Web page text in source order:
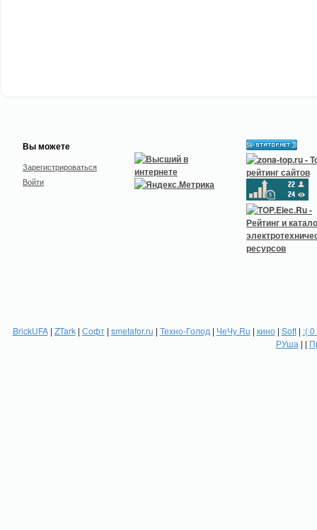
Вы можете
Зарегистрироваться
Войти
BrickUFA| ZTark| Софт| smetafor.ru | Техно-Голод | ЧеЧу.Ru | кино| Soft| :(
РУша | |